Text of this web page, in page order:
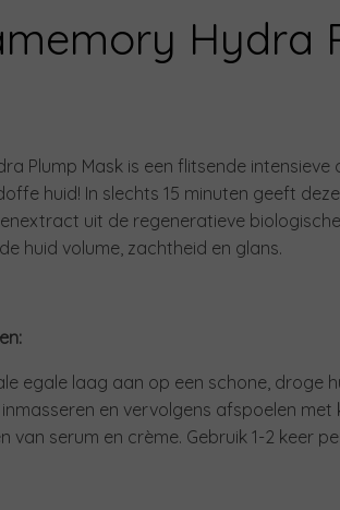
Hydra
Plump Mask is een flitsende
huid! In slechts 15 minuten geeft
uit de regeneratieve
huid volume, zachtheid en glans.
egale laag aan op een schone, droge
inmasseren en vervolgens afspoelen met
van serum en crème. Gebruik 1-2 keer